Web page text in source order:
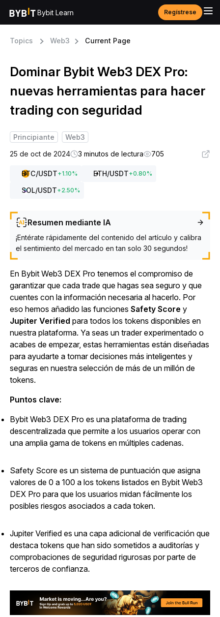
Bybit Learn Regístrese
Topics Web3 Current Page
Dominar Bybit Web3 DEX Pro:
nuevas herramientas para hacer
trading con seguridad
Principiante
Web3
25 de oct de 2024
3 minutos de lectura 705
BTC/USDT+1.10% ETH/USDT+0.80%
SOL/USDT+2.50%
Resumen mediante IA
¡Entérate rápidamente del contenido del artículo y calibra
el sentimiento del mercado en tan solo 30 segundos!
En Bybit Web3 DEX Pro tenemos el compromiso de
garantizar que cada trade que hagas sea seguro y que
cuentes con la información necesaria al hacerlo. Por
eso hemos añadido las funciones Safety Score y
Jupiter Verified para todos los tokens disponibles en
nuestra plataforma. Ya seas un trader experimentado o
acabes de empezar, estas herramientas están diseñadas
para ayudarte a tomar decisiones más inteligentes y
seguras en nuestra selección de más de un millón de
tokens.
Puntos clave:
Bybit Web3 DEX Pro es una plataforma de trading
descentralizada que permite a los usuarios operar con
una amplia gama de tokens en múltiples cadenas.
Safety Score es un sistema de puntuación que asigna
valores de 0 a 100 a los tokens listados en Bybit Web3
DEX Pro para que los usuarios midan fácilmente los
posibles riesgos asociados a cada token.
Jupiter Verified es una capa adicional de verificación que
destaca tokens que han sido sometidos a auditorías y
comprobaciones de seguridad rigurosas por parte de
terceros de confianza.